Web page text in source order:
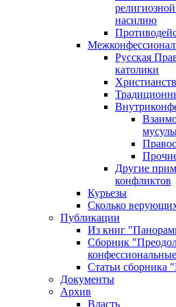
насилию
Русская
католики
Другие
конфликтов
Курьезы
Сколько
Публикации
Из книг
Сборник
Статьи сборника
Документы
Архив
Власть